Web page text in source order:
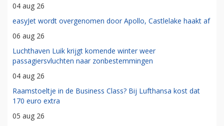
04 aug 26
easyJet wordt overgenomen door Apollo, Castlelake haakt af
06 aug 26
Luchthaven Luik krijgt komende winter weer
passagiersvluchten naar zonbestemmingen
04 aug 26
Raamstoeltje in de Business Class? Bij Lufthansa kost dat
170 euro extra
05 aug 26